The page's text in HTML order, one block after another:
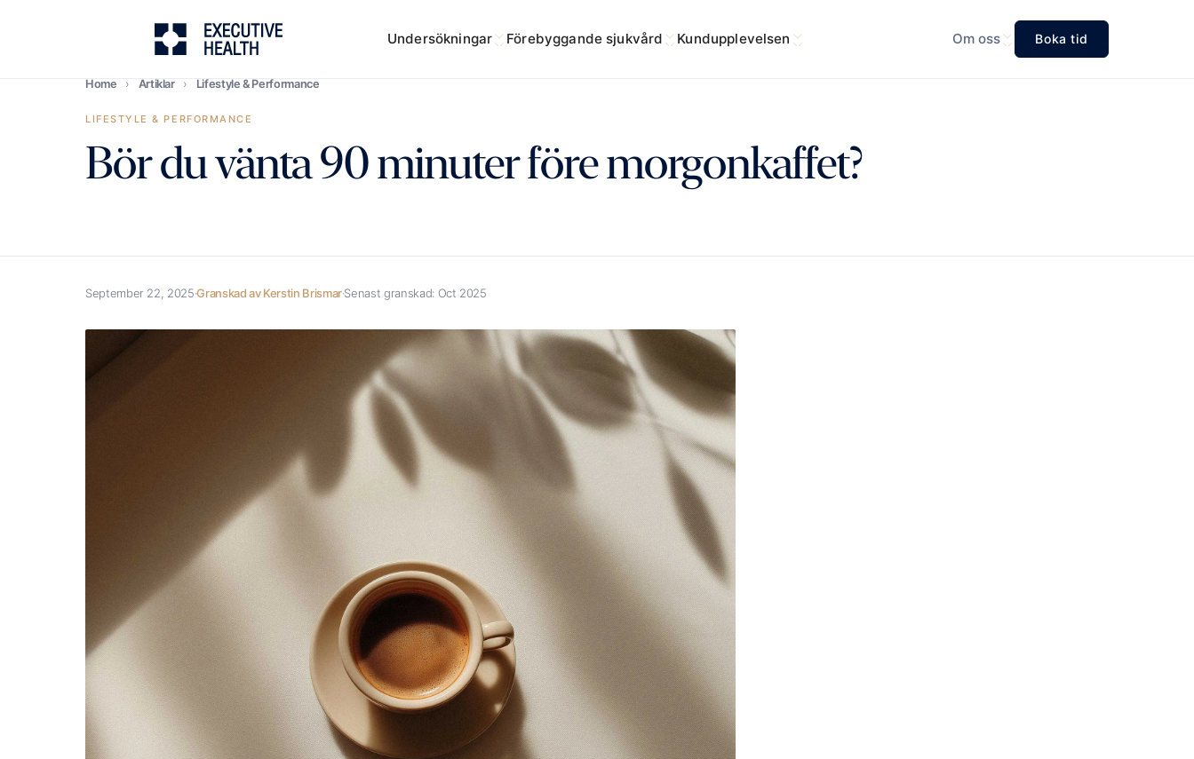
Undersökningar Förebyggande sjukvård Kundupplevelsen Om oss Boka tid
Home › Artiklar › Lifestyle & Performance
LIFESTYLE & PERFORMANCE
Bör du vänta 90 minuter före morgonkaffet?
September 22, 2025·Granskad av Kerstin Brismar·Senast granskad: Oct 2025